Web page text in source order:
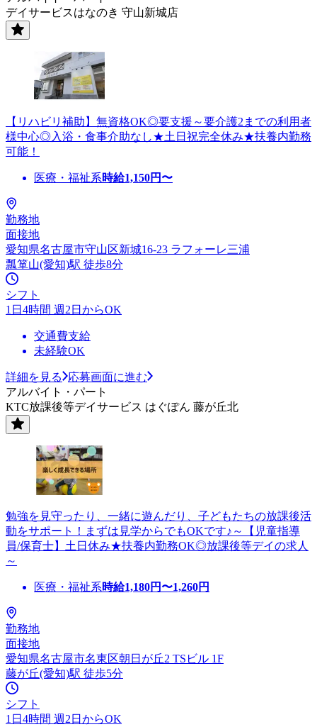
デイサービスはなのき 守山新城店
【リハビリ補助】無資格OK◎要支援～要介護2までの利用者
様中心◎入浴・食事介助なし★土日祝完全休み★扶養内勤務
可能！
医療・福祉系時給1,150円〜
勤務地
面接地
愛知県名古屋市守山区新城16-23 ラフォーレ三浦
瓢箪山(愛知)駅 徒歩8分
シフト
1日4時間 週2日からOK
交通費支給
未経験OK
詳細を見る
応募画面に進む
アルバイト・パート
KTC放課後等デイサービス はぐぽん 藤が丘北
勉強を見守ったり、一緒に遊んだり、子どもたちの放課後活
動をサポート！まずは見学からでもOKです♪～【児童指導
員/保育士】土日休み★扶養内勤務OK◎放課後等デイの求人
～
医療・福祉系時給1,180円〜1,260円
勤務地
面接地
愛知県名古屋市名東区朝日が丘2 TSビル 1F
藤が丘(愛知)駅 徒歩5分
シフト
1日4時間 週2日からOK